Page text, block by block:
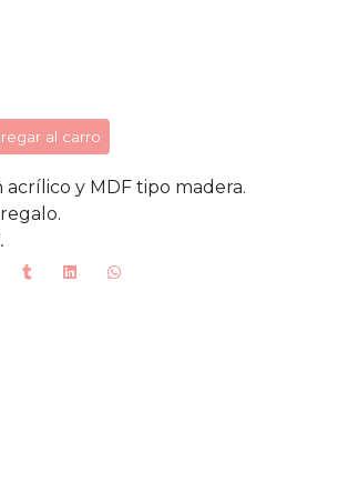
al carro
y MDF tipo madera.